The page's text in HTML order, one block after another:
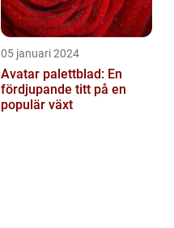
05 januari 2024
Avatar palettblad: En
fördjupande titt på en
populär växt